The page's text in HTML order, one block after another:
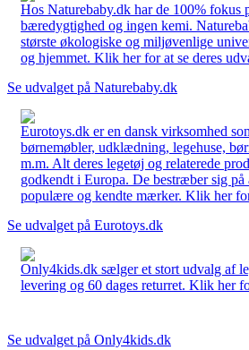
Hos Naturebaby.dk har de 100% fokus
bæredygtighed og ingen kemi.
største økologiske og miljøvenlige
og hjemmet. Klik her for at se deres
Se udvalget på Naturebaby.dk
Eurotoys.dk er en dansk virksomhed
børnemøbler, udklædning, legehuse,
m.m. Alt deres legetøj og relaterede
godkendt i Europa. De bestræber sig på
populære og kendte mærker. Klik her
Se udvalget på Eurotoys.dk
Only4kids.dk sælger et stort udvalg af
levering og 60 dages returret. Klik her
Se udvalget på Only4kids.dk